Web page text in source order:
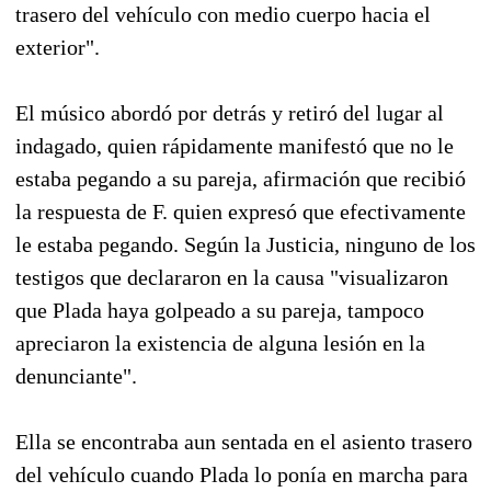
trasero del vehículo con medio cuerpo hacia el
exterior".
El músico abordó por detrás y retiró del lugar al
indagado, quien rápidamente manifestó que no le
estaba pegando a su pareja, afirmación que recibió
la respuesta de F. quien expresó que efectivamente
le estaba pegando. Según la Justicia, ninguno de los
testigos que declararon en la causa "visualizaron
que Plada haya golpeado a su pareja, tampoco
apreciaron la existencia de alguna lesión en la
denunciante".
Ella se encontraba aun sentada en el asiento trasero
del vehículo cuando Plada lo ponía en marcha para